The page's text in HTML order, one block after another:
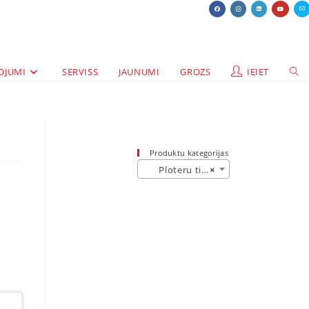
SERVISS JAUNUMI GROZS IEIET
Produktu kategorijas
×
Ploteru tinte (201)